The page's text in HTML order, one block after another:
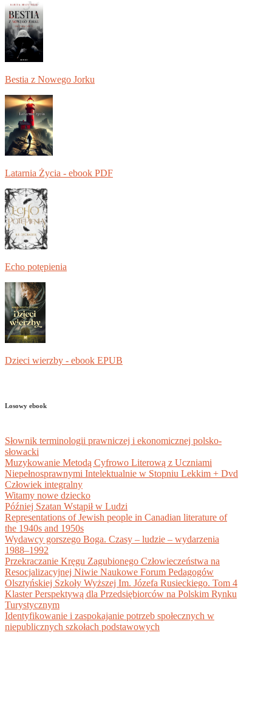
Bestia z Nowego Jorku
Latarnia Życia - ebook PDF
Echo potępienia
Dzieci wierzby - ebook EPUB
Losowy ebook
Słownik terminologii prawniczej i ekonomicznej polsko-
słowacki
Muzykowanie Metodą Cyfrowo Literową z Uczniami
Niepełnosprawnymi Intelektualnie w Stopniu Lekkim + Dvd
Człowiek integralny
Witamy nowe dziecko
Później Szatan Wstąpił w Ludzi
Representations of Jewish people in Canadian literature of
the 1940s and 1950s
Wydawcy gorszego Boga. Czasy – ludzie – wydarzenia
1988–1992
Przekraczanie Kręgu Zagubionego Człowieczeństwa na
Resocjalizacyjnej Niwie Naukowe Forum Pedagogów
Olsztyńskiej Szkoły Wyższej Im. Józefa Rusieckiego. Tom 4
Klaster Perspektywą dla Przedsiębiorców na Polskim Rynku
Turystycznym
Identyfikowanie i zaspokajanie potrzeb społecznych w
niepublicznych szkołach podstawowych